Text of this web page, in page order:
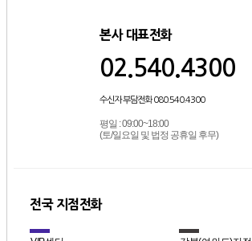
본사 대표전화
02.540.4300
수신자 부담전화 080.540.4300
평일 : 09:00~18:00
(토/일요일 및 법정 공휴일 후무)
전국 지점전화